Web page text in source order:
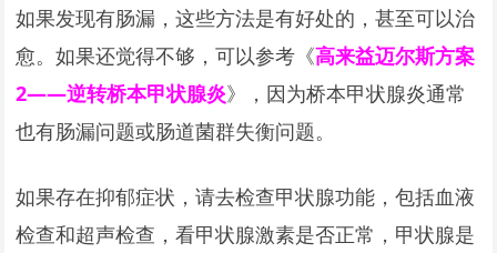
如果发现有肠漏，这些方法是有好处的，甚至可以治
愈。如果还觉得不够，可以参考《高来益迈尔斯方案
2——逆转桥本甲状腺炎》，因为桥本甲状腺炎通常
也有肠漏问题或肠道菌群失衡问题。
如果存在抑郁症状，请去检查甲状腺功能，包括血液
检查和超声检查，看甲状腺激素是否正常，甲状腺是